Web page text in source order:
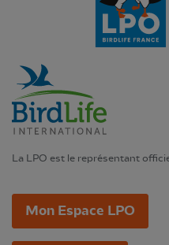
La LPO est le représentant
Mon Espace LPO